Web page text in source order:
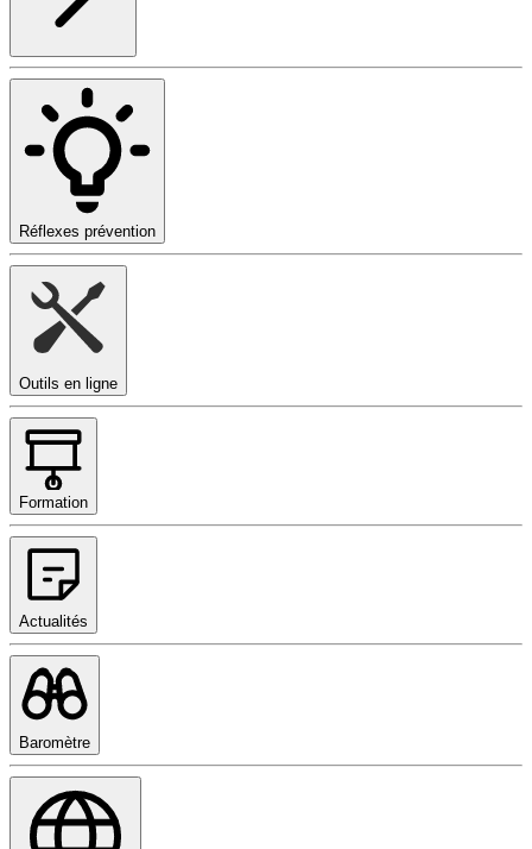
Réflexes prévention
Outils en ligne
Formation
Actualités
Baromètre